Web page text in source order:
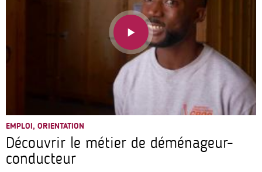
EMPLOI, ORIENTATION
Découvrir le métier de déménageur-
conducteur